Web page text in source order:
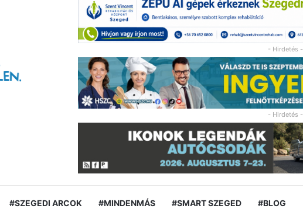
- Hirdetés -
- Hirdetés -
#SZEGEDI ARCOK #MINDENMÁS #SMART SZEGED #BLOG